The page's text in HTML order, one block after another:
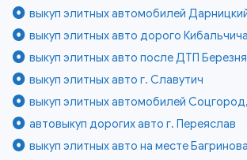
выкуп элитных автомобилей
выкуп элитных авто дорого
выкуп элитных авто после ДТП
выкуп элитных авто г. Славутич
выкуп элитных автомобилей
автовыкуп дорогих авто г. Переяслав
выкуп элитных авто на месте